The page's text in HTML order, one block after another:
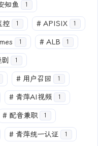
知鱼 1
控 1 # APISIX 1
1 # ALB 1
1
# 用户召回 1
# 青萍AI视频 1
# 配音兼职 1
# 青萍统一认证 1